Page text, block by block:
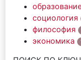
социология
философия
экономика